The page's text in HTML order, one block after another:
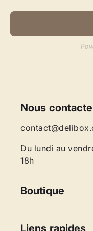
Nous
Du lundi au
18h
Boutique
Liens rapides